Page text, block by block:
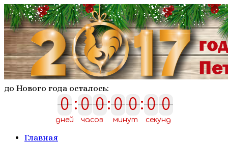
до Нового года осталось:
0
0
дней
:0
0 0
0
часов
:0
0 0
0
минут
:0
0 0
0
секунд
Главная